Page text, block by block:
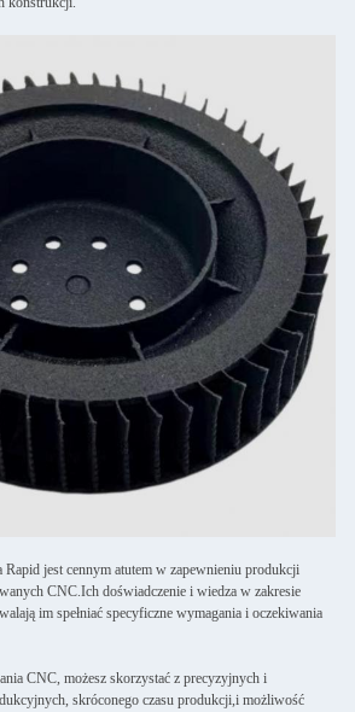
Rapid jest cennym atutem w zapewnieniu produkcji
CNC.Ich doświadczenie i wiedza w zakresie
im spełniać specyficzne wymagania i oczekiwania
CNC, możesz skorzystać z precyzyjnych i
skróconego czasu produkcji,i możliwość